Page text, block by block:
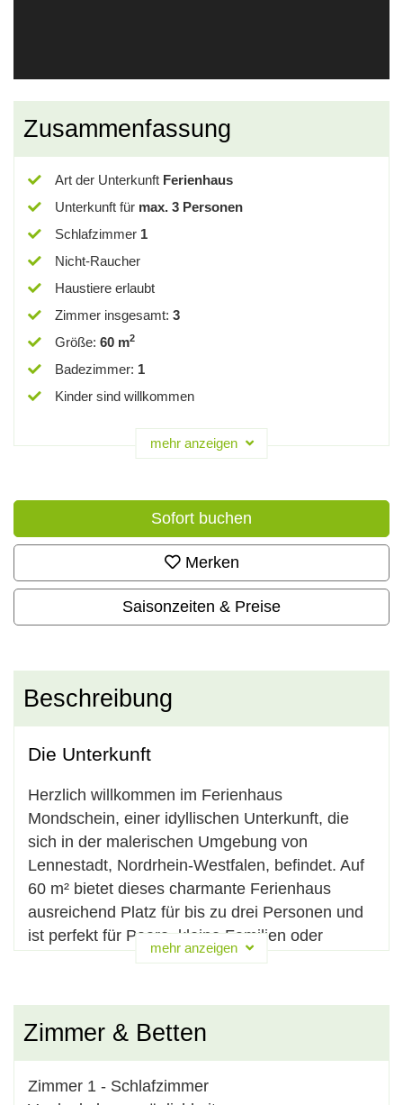
Zusammenfassung
Art der Unterkunft Ferienhaus
Unterkunft für max. 3 Personen
Schlafzimmer 1
Nicht-Raucher
Haustiere erlaubt
Zimmer insgesamt: 3
Größe: 60 m2
Badezimmer: 1
Kinder sind willkommen
mehr anzeigen
Sofort buchen
Merken
Saisonzeiten & Preise
Beschreibung
Die Unterkunft
Herzlich willkommen im Ferienhaus
Mondschein, einer idyllischen Unterkunft, die
sich in der malerischen Umgebung von
Lennestadt, Nordrhein-Westfalen, befindet. Auf
60 m² bietet dieses charmante Ferienhaus
ausreichend Platz für bis zu drei Personen und
ist perfekt für Paare, kleine Familien oder
Freunde, die einen unvergesslichen Aufenthalt
ganzen Text anzeigen
mehr anzeigen
Zimmer & Betten
Zimmer 1 - Schlafzimmer